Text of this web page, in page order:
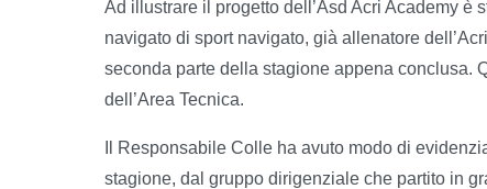
Ad illustrare il progetto dell’Asd Acri Academy è
navigato di sport navigato, già allenatore
seconda parte della stagione appena conclusa.
dell’Area Tecnica.
Il Responsabile Colle ha avuto modo di
stagione, dal gruppo dirigenziale che partito in